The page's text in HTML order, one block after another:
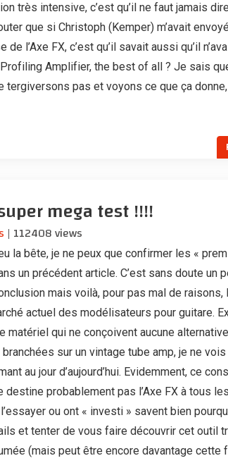
très intensive, c’est qu’il ne faut jamais dire
que si Christoph (Kemper) m’avait
l’Axe FX, c’est qu’il savait aussi qu’il
Amplifier, the best of all ? Je sais
pas et voyons ce que ça
mega test !!!!
| 112408 views
la bête, je ne peux que confirmer les «
un précédent article. C’est sans doute un
mais voilà, pour pas mal de raisons,
actuel des modélisateurs pour guitare.
qui ne conçoivent aucune alternative
sur un vintage tube amp, je ne vois
au jour d’aujourd’hui. Evidemment, ce
destine probablement pas l’Axe FX à tous les
ou ont « investi » savent bien
et tenter de vous faire découvrir cet outil
(mais peut être encore davantage cette